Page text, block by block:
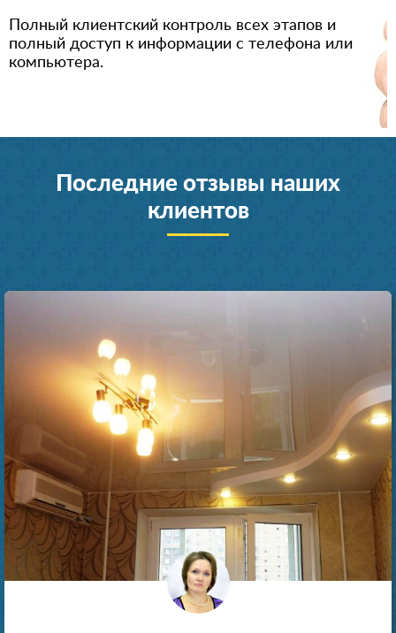
Полный клиентский контроль всех этапов и
полный доступ к информации с телефона или
компьютера.
Последние отзывы наших
клиентов